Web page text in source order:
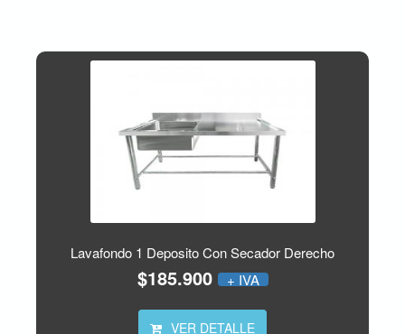
Lavafondo 1 Deposito Con Secador Derecho
$185.900 + IVA
VER DETALLE